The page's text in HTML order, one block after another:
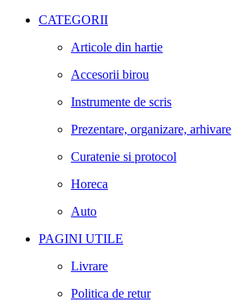
CATEGORII
Articole din hartie
Accesorii birou
Instrumente de scris
Prezentare, organizare, arhivare
Curatenie si protocol
Horeca
Auto
PAGINI UTILE
Livrare
Politica de retur